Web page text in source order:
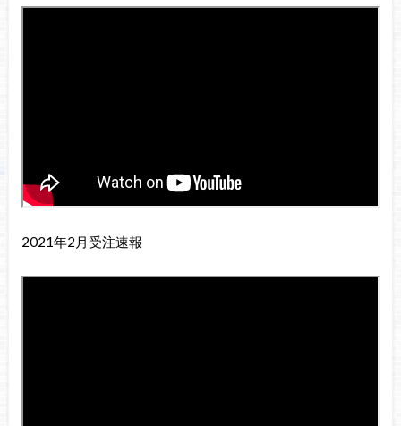
2021年2月受注速報